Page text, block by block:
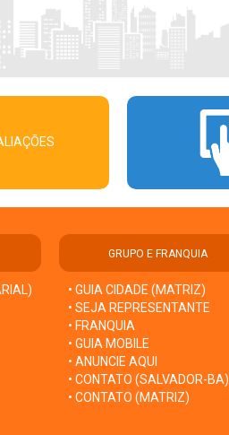
GRUPO E FRANQUIA
• GUIA CIDADE (MATRIZ)
• SEJA REPRESENTANTE
• FRANQUIA
• GUIA MOBILE
• ANUNCIE AQUI
• CONTATO (SALVADOR-BA)
• CONTATO (MATRIZ)